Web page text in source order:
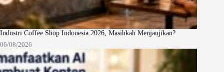
Industri Coffee Shop Indonesia 2026, Masihkah Menjanjikan?
06/08/2026